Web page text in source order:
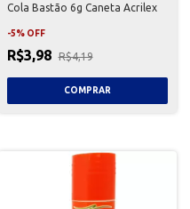
Cola Bastão 6g Caneta Acrilex
-5% OFF
R$3,98 R$4,19